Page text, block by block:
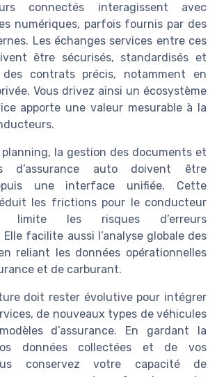
connectés interagissent avec
numériques, parfois fournis par des
Les échanges services entre ces
être sécurisés, standardisés et
des contrats précis, notamment en
Vous drivez ainsi un écosystème
apporte une valeur mesurable à la
la gestion des documents et
d’assurance auto doivent être
une interface unifiée. Cette
les frictions pour le conducteur
limite les risques d’erreurs
facilite aussi l’analyse globale des
reliant les données opérationnelles
et de carburant.
doit rester évolutive pour intégrer
de nouveaux types de véhicules
d’assurance. En gardant la
données collectées et de vos
conservez votre capacité de